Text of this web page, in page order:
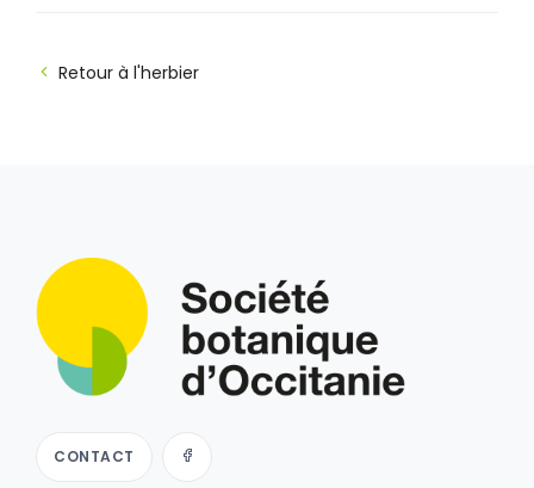
Retour à l'herbier
CONTACT